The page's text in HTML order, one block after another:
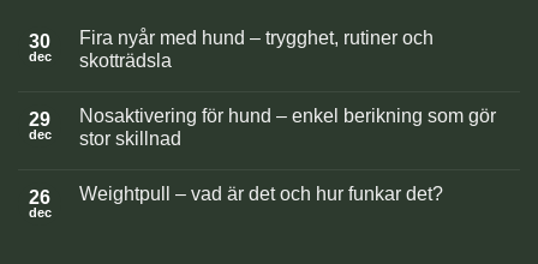
30
dec
Fira nyår med hund – trygghet, rutiner och
skotträdsla
till
Fira
nyår
–
29
dec
Nosaktivering för hund – enkel berikning som gör
stor skillnad
till
26
dec
Weightpull – vad är det och hur funkar det?